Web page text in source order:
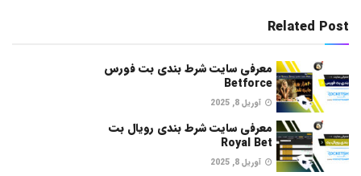
Related Post
معرفی سایت شرط بندی بت فورس
Betforce
آوریل 8, 2025
معرفی سایت شرط بندی رویال بت
Royal Bet
آوریل 8, 2025